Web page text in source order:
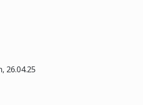
26.04.25